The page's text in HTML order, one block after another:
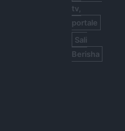
tv,
portale
Sali
Berisha